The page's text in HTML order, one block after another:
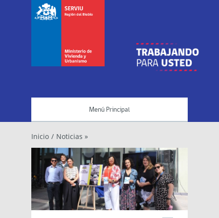
Menú Principal
Inicio / Noticias »